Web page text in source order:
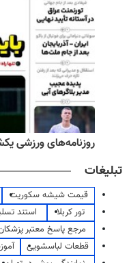
روزنامه‌های ورزشی یکشنبه ۱۸
تبلیغات
قیمت شیشه سکوریت
تور کربلا
استند
مرجع پاسخ معتبر
قطعات لباسشویی